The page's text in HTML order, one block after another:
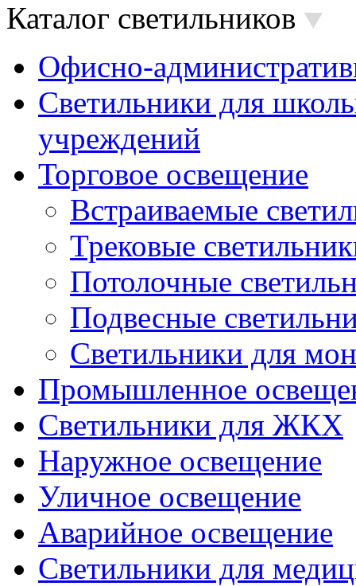
Каталог светильников
Офисно-
Светильники для
учреждений
Торговое освещение
Встраиваемые
Трековые
Потолочные
Подвесные
Светильники для
Промышленное
Светильники для ЖКХ
Наружное освещение
Уличное освещение
Аварийное освещение
Светильники для